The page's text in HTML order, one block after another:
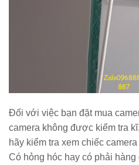
Đối với việc bạn đặt mua
camera không được kiểm tra
hãy kiểm tra xem chiếc
Có hỏng hóc hay có phải